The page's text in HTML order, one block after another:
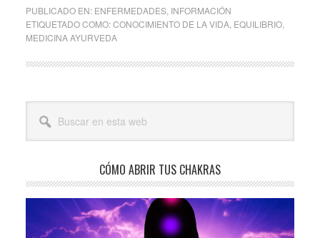
PUBLICADO EN: ENFERMEDADES, INFORMACIÓN
ETIQUETADO COMO:CONOCIMIENTO DE LA VIDA, EQUILIBRIO,
MEDICINA AYURVEDA
Barra
lateral
esta
CÓMO ABRIR TUS CHAKRAS